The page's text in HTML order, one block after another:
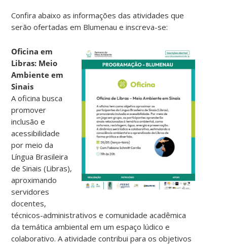
Confira abaixo as informações das atividades que
serão ofertadas em Blumenau e inscreva-se:
Oficina em
Libras: Meio
Ambiente em
Sinais
A oficina busca
promover
inclusão e
acessibilidade
por meio da
Língua Brasileira
de Sinais (Libras),
aproximando
servidores
docentes,
técnicos-administrativos e comunidade acadêmica
da temática ambiental em um espaço lúdico e
colaborativo. A atividade contribui para os objetivos